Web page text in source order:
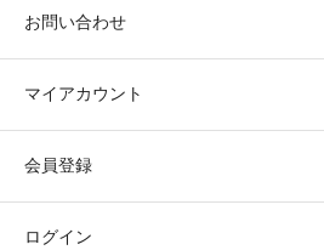
お問い合わせ
マイアカウント
会員登録
ログイン